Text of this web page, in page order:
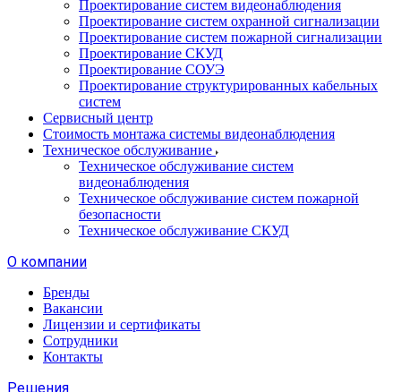
Проектирование систем видеонаблюдения
Проектирование систем охранной сигнализации
Проектирование систем пожарной сигнализации
Проектирование СКУД
Проектирование СОУЭ
Проектирование структурированных кабельных
систем
Сервисный центр
Стоимость монтажа системы видеонаблюдения
Техническое обслуживание
Техническое обслуживание систем
видеонаблюдения
Техническое обслуживание систем пожарной
безопасности
Техническое обслуживание СКУД
О компании
Бренды
Вакансии
Лицензии и сертификаты
Сотрудники
Контакты
Решения